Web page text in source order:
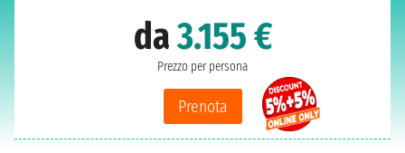
da3.155 €
Prezzo per persona
Prenota